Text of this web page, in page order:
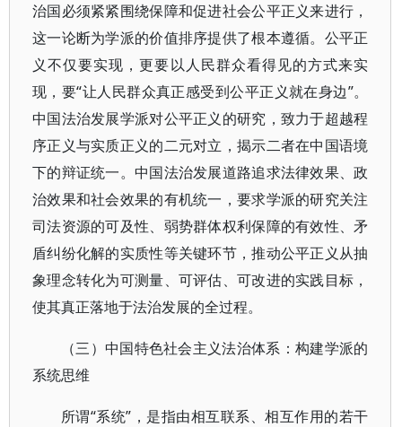
治国必须紧紧围绕保障和促进社会公平正义来进行，
这一论断为学派的价值排序提供了根本遵循。公平正
义不仅要实现，更要以人民群众看得见的方式来实
现，要“让人民群众真正感受到公平正义就在身边”。
中国法治发展学派对公平正义的研究，致力于超越程
序正义与实质正义的二元对立，揭示二者在中国语境
下的辩证统一。中国法治发展道路追求法律效果、政
治效果和社会效果的有机统一，要求学派的研究关注
司法资源的可及性、弱势群体权利保障的有效性、矛
盾纠纷化解的实质性等关键环节，推动公平正义从抽
象理念转化为可测量、可评估、可改进的实践目标，
使其真正落地于法治发展的全过程。
（三）中国特色社会主义法治体系：构建学派的
系统思维
所谓“系统”，是指由相互联系、相互作用的若干